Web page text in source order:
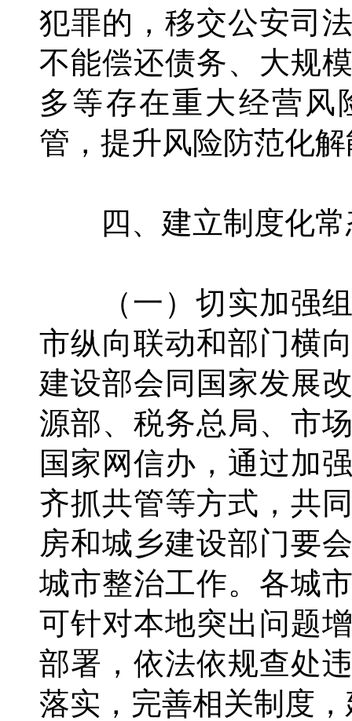
犯罪的，移交公安司
不能偿还债务、大规
多等存在重大经营风
管，提升风险防范化
四、建立制度化常
（一）切实加强组
市纵向联动和部门横
建设部会同国家发展
源部、税务总局、市
国家网信办，通过加
齐抓共管等方式，共
房和城乡建设部门要
城市整治工作。各城
可针对本地突出问题
部署，依法依规查处
落实，完善相关制度